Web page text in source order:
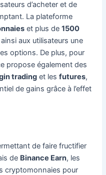
d’acheter et de
La plateforme
et plus de1500
aux utilisateurs une
options. De plus, pour
propose également des
trading et lesfutures,
de gains grâce à l’effet
de faire fructifier
de Binance Earn, les
cryptomonnaies pour